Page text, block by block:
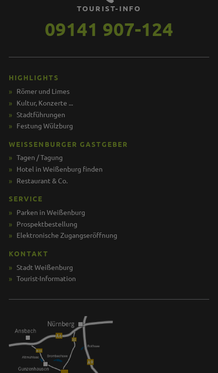
TOURIST-INFO
09141 907-124
HIGHLIGHTS
Römer und Limes
Kultur, Konzerte ...
Stadtführungen
Festung Wülzburg
WEISSENBURGER GASTGEBER
Tagen / Tagung
Hotel in Weißenburg finden
Restaurant & Co.
SERVICE
Parken in Weißenburg
Prospektbestellung
Elektronische Zugangseröffnung
KONTAKT
Stadt Weißenburg
Tourist-Information